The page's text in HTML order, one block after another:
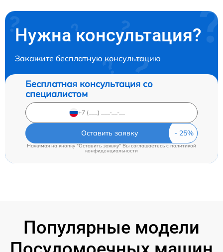
Нужна консультация?
Закажите бесплатную консультацию
Бесплатная консультация со
специалистом
Оставить заявку
Нажимая на кнопку "Оставить заявку" Вы соглашаетесь cполитикой
конфиденциальности
Популярные модели